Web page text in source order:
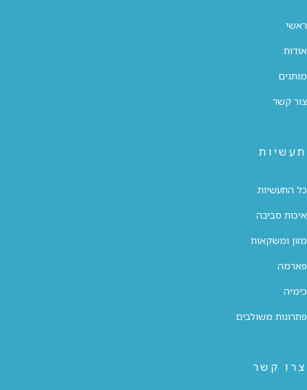
ראשי
אודות
מותגים
צור קשר
תעשיות
כל התעשיות
איכות סביבה
מזון ומשקאות
פארמה
כימיה
פתרונות משולבים
צרו קשר